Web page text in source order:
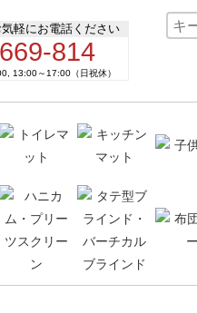
気軽にお電話ください
814
13:00～17:00（日祝休）